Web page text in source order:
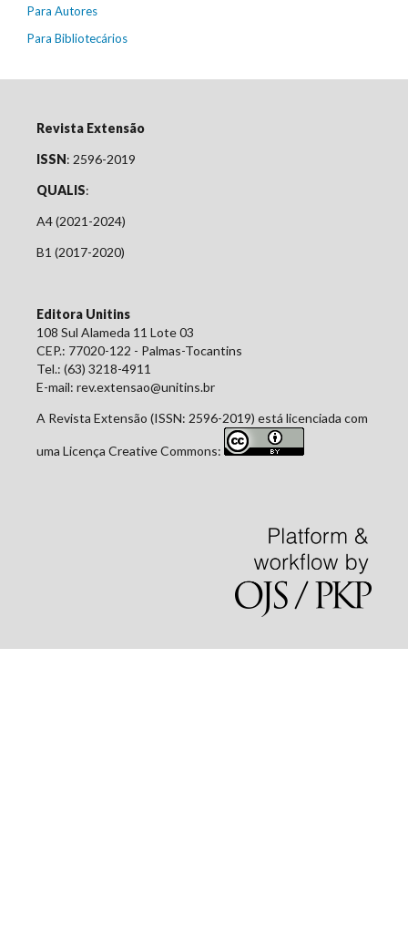
Para Autores
Para Bibliotecários
Revista Extensão
ISSN: 2596-2019
QUALIS:
A4 (2021-2024)
B1 (2017-2020)
Editora Unitins
108 Sul Alameda 11 Lote 03
CEP.: 77020-122 - Palmas-Tocantins
Tel.: (63) 3218-4911
E-mail: rev.extensao@unitins.br
A Revista Extensão (ISSN: 2596-2019) está licenciada com
uma Licença Creative Commons: